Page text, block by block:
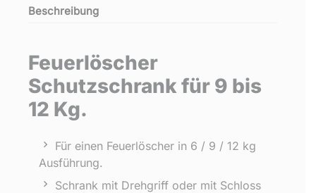
Beschreibung
Feuerlöscher
Schutzschrank für 9 bis
12 Kg.
Für einen Feuerlöscher in 6 / 9 / 12 kg
Ausführung.
Schrank mit Drehgriff oder mit Schloss